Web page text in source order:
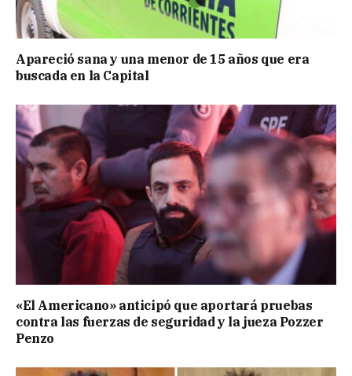
Apareció sana y una menor de 15 años que era
buscada en la Capital
«El Americano» anticipó que aportará pruebas
contra las fuerzas de seguridad y la jueza Pozzer
Penzo